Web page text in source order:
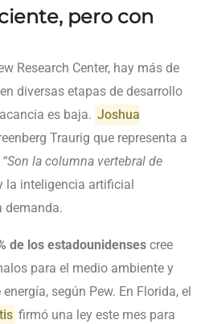
pero con
Research Center, hay más de
en diversas etapas de desarrollo
es baja. Joshua
Traurig que representa a
“Son la columna vertebral de
la inteligencia artificial
demanda.
de los estadounidenses cree
para el medio ambiente y
según Pew. En Florida, el
firmó una ley este mes para